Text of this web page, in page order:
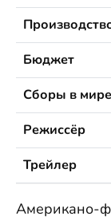
Бюджет
Сборы в мире
Режиссёр
Трейлер
Американо-